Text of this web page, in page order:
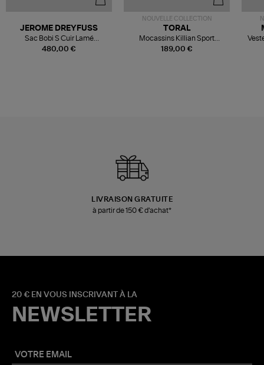
480,00 €
JEROME DREYFUSS
Sac Bobi S Cuir Lamé
Champagne
NOUVELLE COLLECTION
189,00 €
TORAL
Mocassins Killian Sport
Mousse
LIVRAISON GRATUITE
à partir de 150 € d'achat*
20 € EN VOUS INSCRIVANT À LA
NEWSLETTER